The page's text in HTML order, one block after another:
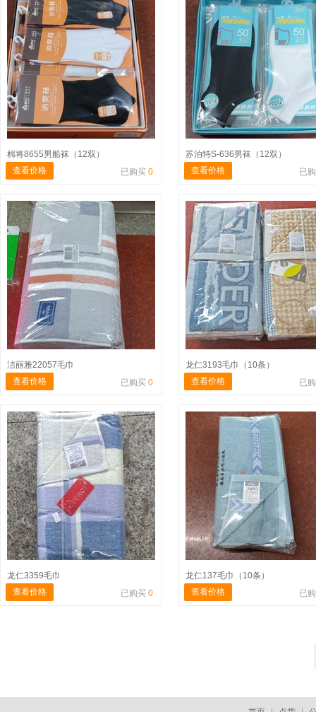
棉将8655男船袜（12双）
查看价格
已购买 0
苏泊特S-636男袜（12双）
查看价格
已
洁丽雅22057毛巾
查看价格
已购买 0
龙仁3193毛巾（10条）
查看价格
已
龙仁3359毛巾
查看价格
已购买 0
龙仁137毛巾（10条）
查看价格
已